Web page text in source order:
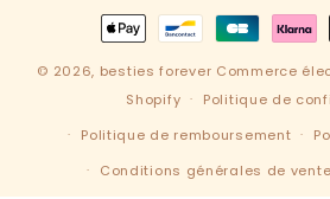
Moyens
de
paiement
© 2026, besties forever Commerce
Shopify
Politique de
Politique de remboursement
Conditions générales de vente